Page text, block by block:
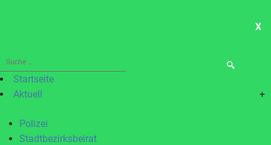
X
Suche
nach:Startseite
Aktuell
+
Polizei
Stadtbezirksbeirat